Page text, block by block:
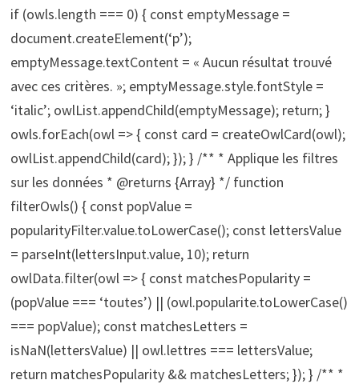
if (owls.length === 0) { const emptyMessage =
document.createElement(‘p’);
emptyMessage.textContent = « Aucun résultat trouvé
avec ces critères. »; emptyMessage.style.fontStyle =
‘italic’; owlList.appendChild(emptyMessage); return; }
owls.forEach(owl => { const card = createOwlCard(owl);
owlList.appendChild(card); }); } /** * Applique les filtres
sur les données * @returns {Array} */ function
filterOwls() { const popValue =
popularityFilter.value.toLowerCase(); const lettersValue
= parseInt(lettersInput.value, 10); return
owlData.filter(owl => { const matchesPopularity =
(popValue === ‘toutes’) || (owl.popularite.toLowerCase()
=== popValue); const matchesLetters =
isNaN(lettersValue) || owl.lettres === lettersValue;
return matchesPopularity && matchesLetters; }); } /** *